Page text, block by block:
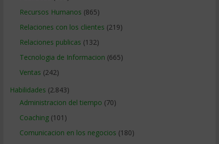
Recursos Humanos (865)
Relaciones con los clientes (219)
Relaciones publicas (132)
Tecnologia de Informacion (665)
Ventas (242)
Habilidades (2.843)
Administracion del tiempo (70)
Coaching(101)
Comunicacion en los negocios (180)